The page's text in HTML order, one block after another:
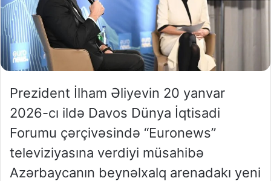
Prezident İlham Əliyevin 20 yanvar
2026-cı ildə Davos Dünya İqtisadi
Forumu çərçivəsində “Euronews”
televiziyasına verdiyi müsahibə
Azərbaycanın beynəlxalq arenadakı yeni